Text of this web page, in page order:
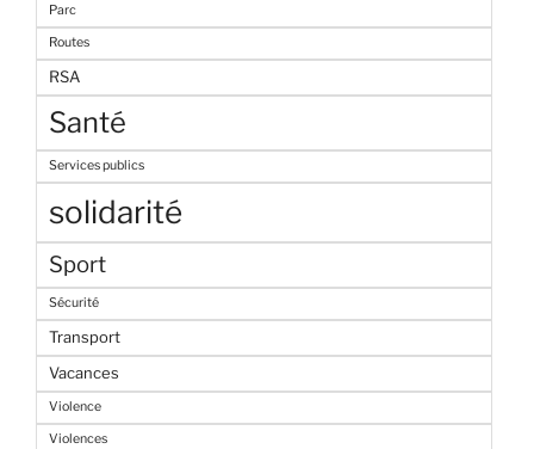
Parc
Routes
RSA
Santé
Services publics
solidarité
Sport
Sécurité
Transport
Vacances
Violence
Violences